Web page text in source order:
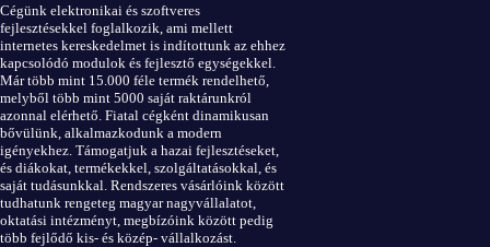
Cégünk elektronikai és szoftveres
fejlesztésekkel foglalkozik, ami mellett
internetes kereskedelmet is indítottunk az ehhez
kapcsolódó modulok és fejlesztő egységekkel.
Már több mint 15.000 féle termék rendelhető,
melyből több mint 5000 saját raktárunkról
azonnal elérhető. Fiatal cégként dinamikusan
bővülünk, alkalmazkodunk a modern
igényekhez. Támogatjuk a hazai fejlesztéseket,
és diákokat, termékekkel, szolgáltatásokkal, és
saját tudásunkkal. Rendszeres vásárlóink között
tudhatunk rengeteg magyar nagyvállalatot,
oktatási intézményt, megbízóink között pedig
több fejlődő kis- és közép- vállalkozást.